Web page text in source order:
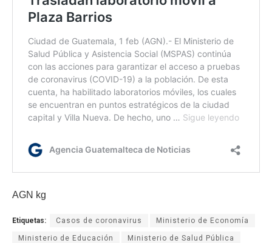
AGN kg
Etiquetas: Casos de coronavirus Ministerio de Economía
Ministerio de Educación Ministerio de Salud Pública